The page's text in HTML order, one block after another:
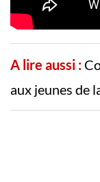
A lire aussi :
aux jeunes de